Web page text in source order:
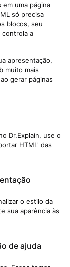
uma página
só precisa
blocos, seu
controla a
apresentação,
muito mais
gerar páginas
Dr.Explain, use o
HTML' das
o estilo da
sua aparência às
de ajuda